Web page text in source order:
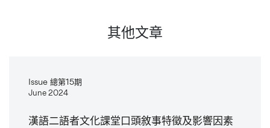
其他文章
Issue 總第15期
June 2024
漢語二語者文化課堂口頭敘事特徵及影響因素